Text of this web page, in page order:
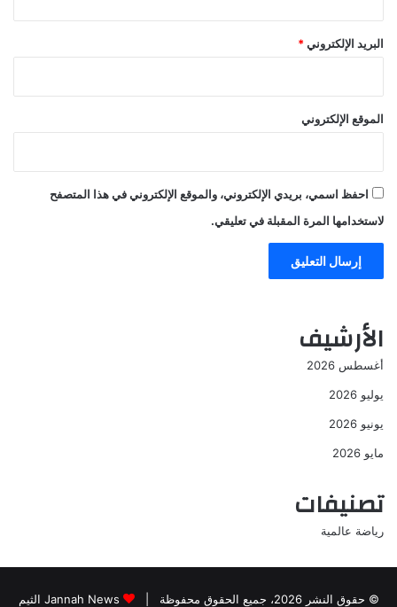
البريد الإلكتروني *
الموقع الإلكتروني
احفظ اسمي، بريدي الإلكتروني، والموقع الإلكتروني في هذا المتصفح
لاستخدامها المرة المقبلة في تعليقي.
الأرشيف
أغسطس 2026
يوليو 2026
يونيو 2026
مايو 2026
تصنيفات
رياضة عالمية
© حقوق النشر 2026، جميع الحقوق محفوظة | Jannah News الثيم